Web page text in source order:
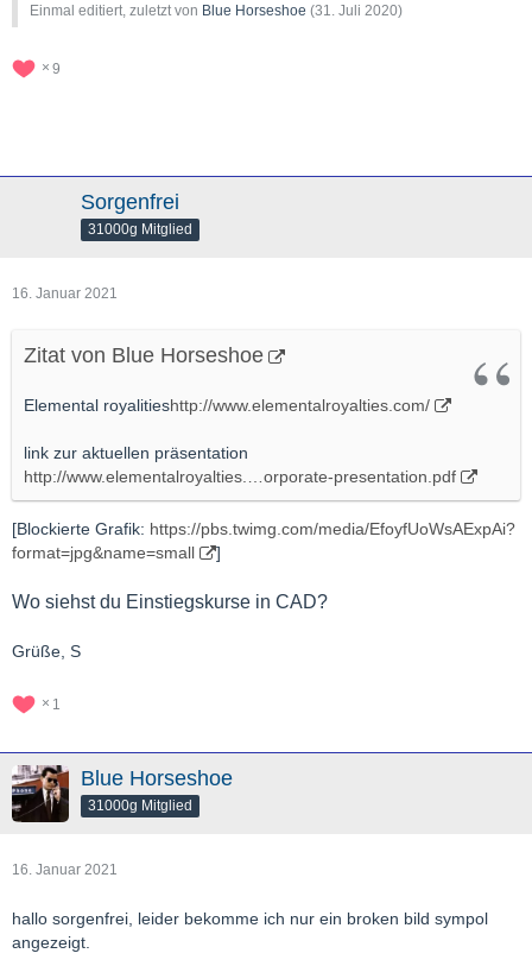
Einmal editiert, zuletzt von Blue Horseshoe (31. Juli 2020)
9
Sorgenfrei
31000g Mitglied
16. Januar 2021
Zitat von Blue Horseshoe
Elemental royalitieshttp://www.elementalroyalties.com/
link zur aktuellen präsentation
http://www.elementalroyalties.…orporate-presentation.pdf
[Blockierte Grafik: https://pbs.twimg.com/media/EfoyfUoWsAExpAi?
format=jpg&name=small
]
Wo siehst du Einstiegskurse in CAD?
Grüße, S
1
Blue Horseshoe
31000g Mitglied
16. Januar 2021
hallo sorgenfrei, leider bekomme ich nur ein broken bild sympol
angezeigt.